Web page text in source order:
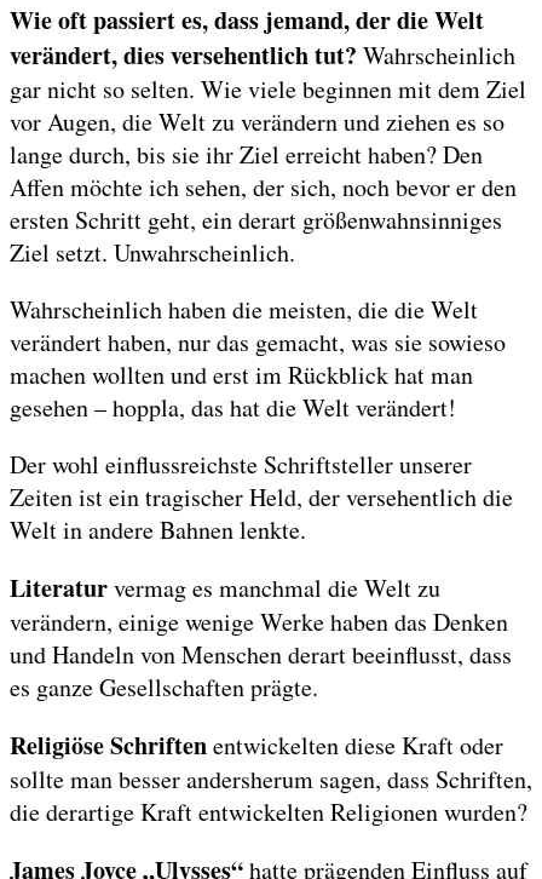
Wie oft passiert es, dass jemand, der die Welt
verändert, dies versehentlich tut? Wahrscheinlich
gar nicht so selten. Wie viele beginnen mit dem Ziel
vor Augen, die Welt zu verändern und ziehen es so
lange durch, bis sie ihr Ziel erreicht haben? Den
Affen möchte ich sehen, der sich, noch bevor er den
ersten Schritt geht, ein derart größenwahnsinniges
Ziel setzt. Unwahrscheinlich.
Wahrscheinlich haben die meisten, die die Welt
verändert haben, nur das gemacht, was sie sowieso
machen wollten und erst im Rückblick hat man
gesehen – hoppla, das hat die Welt verändert!
Der wohl einflussreichste Schriftsteller unserer
Zeiten ist ein tragischer Held, der versehentlich die
Welt in andere Bahnen lenkte.
Literaturvermag es manchmal die Welt zu
verändern, einige wenige Werke haben das Denken
und Handeln von Menschen derart beeinflusst, dass
es ganze Gesellschaften prägte.
Religiöse Schriftenentwickelten diese Kraft oder
sollte man besser andersherum sagen, dass Schriften,
die derartige Kraft entwickelten Religionen wurden?
James Joyce „Ulysses“hatte prägenden Einfluss auf